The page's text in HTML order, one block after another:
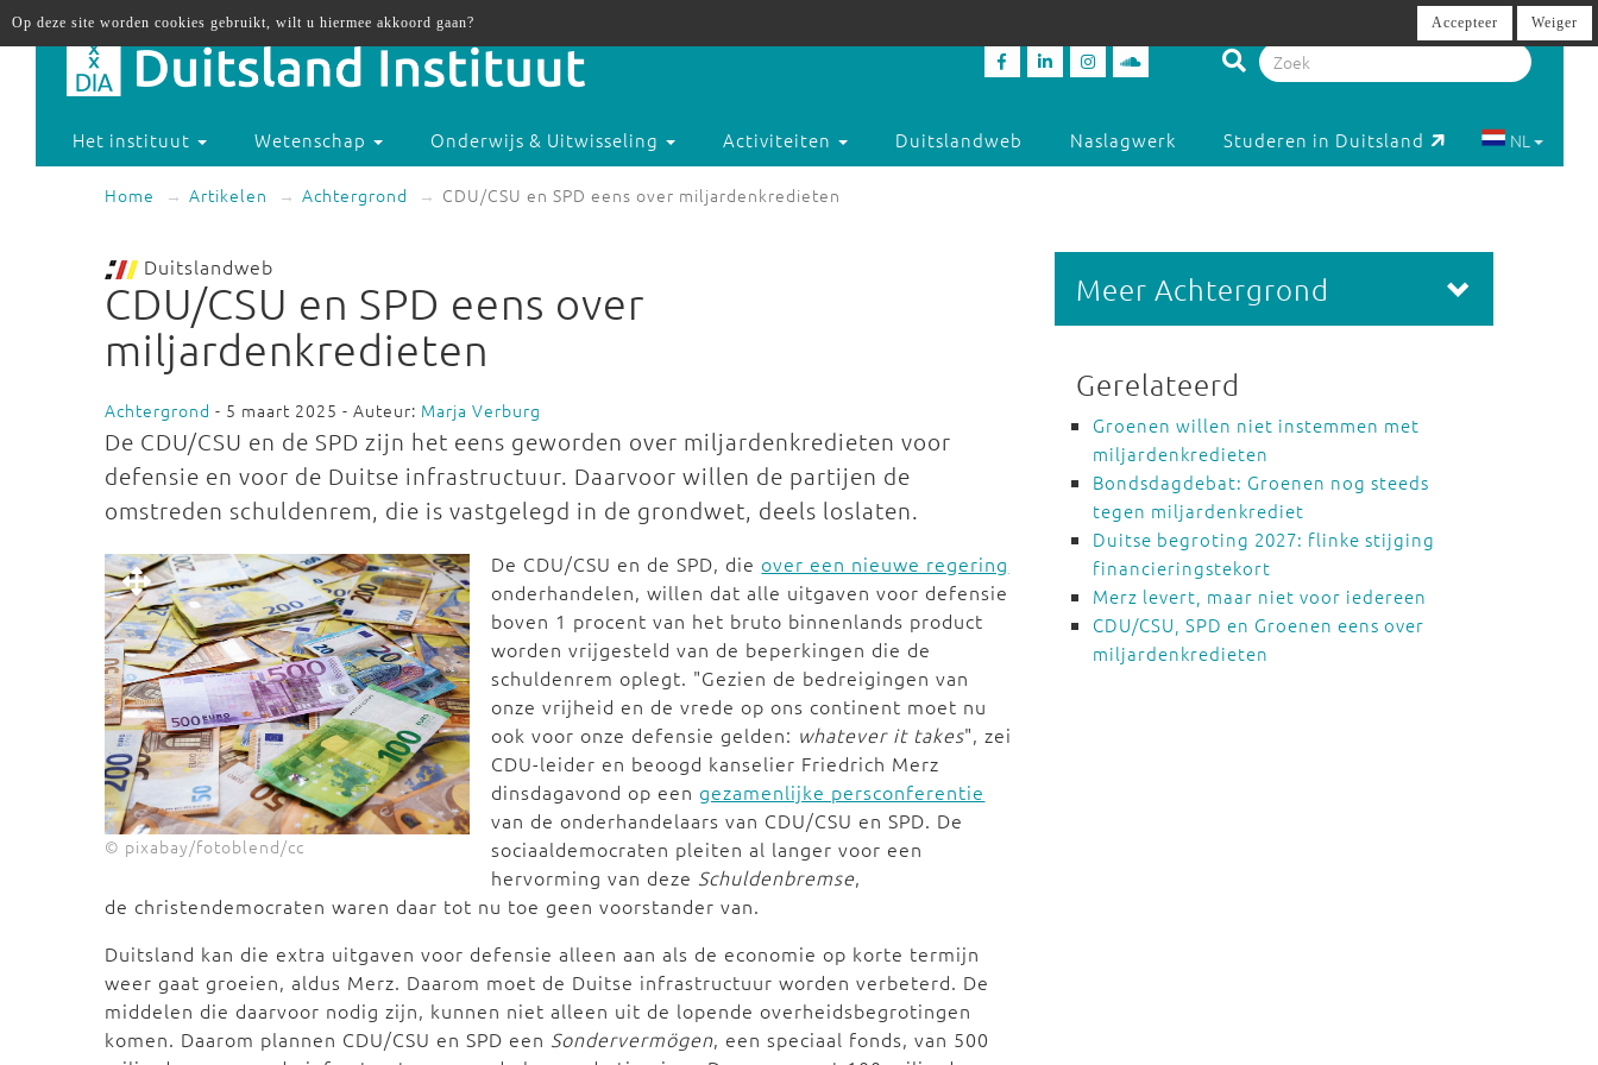
Het instituut Wetenschap Onderwijs & Uitwisseling Activiteiten Duitslandweb Naslagwerk Studeren in Duitsland NL
Home Artikelen Achtergrond CDU/CSU en SPD eens over miljardenkredieten
Duitslandweb
CDU/CSU en SPD eens over
miljardenkredieten
Achtergrond - 5 maart 2025 - Auteur: Marja Verburg
De CDU/CSU en de SPD zijn het eens geworden over miljardenkredieten voor
defensie en voor de Duitse infrastructuur. Daarvoor willen de partijen de
omstreden schuldenrem, die is vastgelegd in de grondwet, deels loslaten.
© pixabay/fotoblend/cc
De CDU/CSU en de SPD, die over een nieuwe regering
onderhandelen, willen dat alle uitgaven voor defensie
boven 1 procent van het bruto binnenlands product
worden vrijgesteld van de beperkingen die de
schuldenrem oplegt. "Gezien de bedreigingen van
onze vrijheid en de vrede op ons continent moet nu
ook voor onze defensie gelden: whatever it takes", zei
CDU-leider en beoogd kanselier Friedrich Merz
dinsdagavond op een gezamenlijke persconferentie
van de onderhandelaars van CDU/CSU en SPD. De
sociaaldemocraten pleiten al langer voor een
hervorming van deze Schuldenbremse,
de christendemocraten waren daar tot nu toe geen voorstander van.
Duitsland kan die extra uitgaven voor defensie alleen aan als de economie op korte termijn
weer gaat groeien, aldus Merz. Daarom moet de Duitse infrastructuur worden verbeterd. De
middelen die daarvoor nodig zijn, kunnen niet alleen uit de lopende overheidsbegrotingen
komen. Daarom plannen CDU/CSU en SPD een Sondervermögen, een speciaal fonds, van 500
Meer Achtergrond
Gerelateerd
Groenen willen niet instemmen met
miljardenkredieten
Bondsdagdebat: Groenen nog steeds
tegen miljardenkrediet
Duitse begroting 2027: flinke stijging
financieringstekort
Merz levert, maar niet voor iedereen
CDU/CSU, SPD en Groenen eens over
miljardenkredieten
Op deze site worden cookies gebruikt, wilt u hiermee akkoord gaan? Accepteer Weiger